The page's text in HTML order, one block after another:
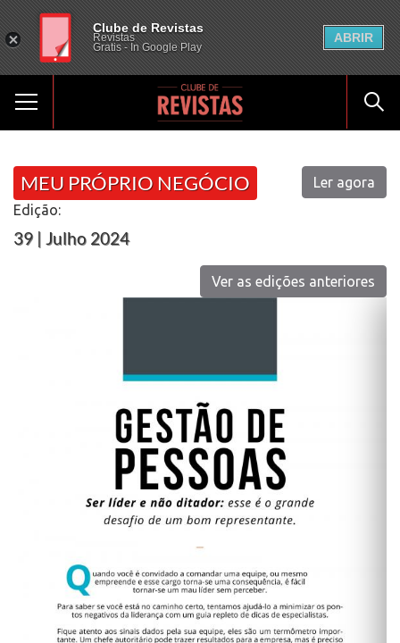
MEU PRÓPRIO NEGÓCIO
Edição:
39 | Julho 2024
Ler agora
Ver as edições anteriores
Clube de Revistas
Revistas
Gratis - In Google Play
ABRIR